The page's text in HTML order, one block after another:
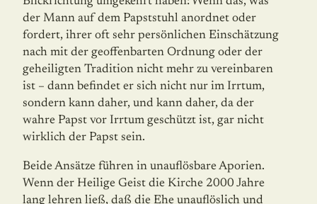
der Mann auf dem Papststuhl anordnet oder
fordert, ihrer oft sehr persönlichen Einschätzung
nach mit der geoffenbarten Ordnung oder der
geheiligten Tradition nicht mehr zu vereinbaren
ist – dann befindet er sich nicht nur im Irrtum,
sondern kann daher, und kann daher, da der
wahre Papst vor Irrtum geschützt ist, gar nicht
wirklich der Papst sein.
Beide Ansätze führen in unauflösbare Aporien.
Wenn der Heilige Geist die Kirche 2000 Jahre
lang lehren ließ, daß die Ehe unauflöslich und